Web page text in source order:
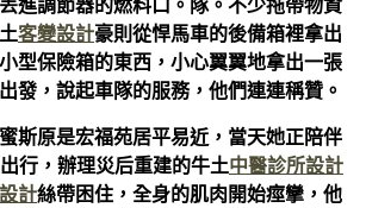
進調節器的燃料口。隊。不少拖帶物資
客變設計豪則從悍馬車的後備箱裡拿出
型保險箱的東西，小心翼翼地拿出一張
發，說起車隊的服務，他們連連稱贊。
斯原是宏福苑居平易近，當天她正陪伴
行，辦理災后重建的牛土中醫診所設計
計絲帶困住，全身的肌肉開始痙攣，他